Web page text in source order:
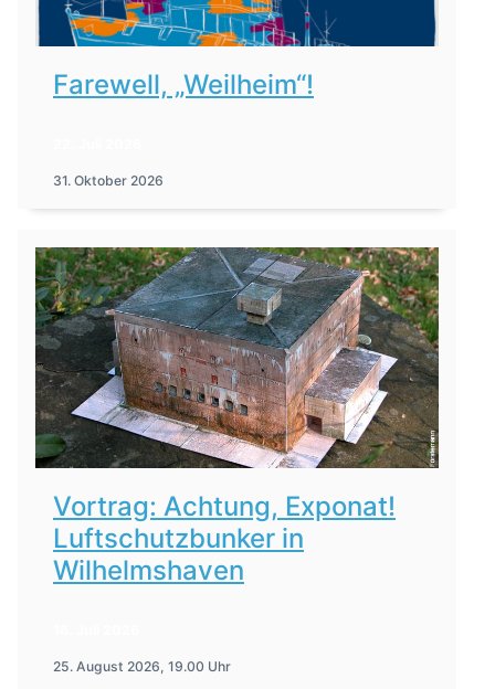
Farewell, „Weilheim“!
31. Oktober 2026
Vortrag: Achtung, Exponat!
Luftschutzbunker in
Wilhelmshaven
25. August 2026, 19.00 Uhr